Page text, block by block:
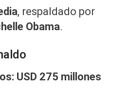
, respaldado por
Obama.
USD 275 millones